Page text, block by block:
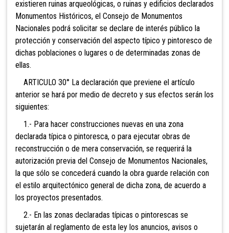
existieren ruinas arqueológicas, o ruinas y edificios declarados
Monumentos Históricos, el Consejo de Monumentos
Nacionales podrá solicitar se declare de interés público la
protección y conservación del aspecto típico y pintoresco de
dichas poblaciones o lugares o de determinadas zonas de
ellas.
ARTICULO 30° La declaración que previene el artículo
anterior se hará por medio de decreto y sus efectos serán los
siguientes:
1.- Para hacer construcciones nuevas en una zona
declarada típica o pintoresca, o para ejecutar obras de
reconstrucción o de mera conservación, se requerirá la
autorización previa del Consejo de Monumentos Nacionales,
la que sólo se concederá cuando la obra guarde relación con
el estilo arquitectónico general de dicha zona, de acuerdo a
los proyectos presentados.
2.- En las zonas declaradas típicas o pintorescas se
sujetarán al reglamento de esta ley los anuncios, avisos o